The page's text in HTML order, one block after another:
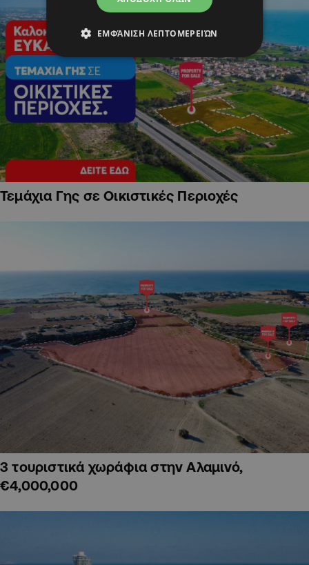
Τεμάχια Γης σε Οικιστικές Περιοχές
3 τουριστικά χωράφια στην Αλαμινό,
€4,000,000
ΕΜΦΆΝΙΣΗ ΛΕΠΤΟΜΕΡΕΙΏΝ